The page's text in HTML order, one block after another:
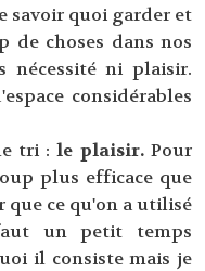
savoir quoi garder et
de choses dans nos
nécessité ni plaisir.
considérables
tri :le plaisir.Pour
plus efficace que
que ce qu'on a utilisé
un petit temps
il consiste mais je